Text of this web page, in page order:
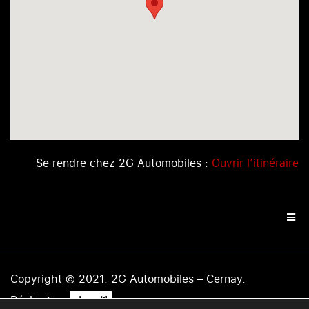
Se rendre chez 2G Automobiles : Ouvrir l’itinéraire
Copyright © 2021. 2G Automobiles – Cernay.
Réalisation .level1